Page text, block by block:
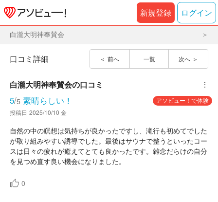
新規登録 ログイン
白瀧大明神奉賛会
前へ 一覧 次へ
口コミ詳細
白瀧大明神奉賛会の口コミ ︙
5/5 素晴らしい！
アソビュー！で体験
投稿日 2025/10/10 金
自然の中の瞑想は気持ちが良かったですし、滝行も初めてでした
が取り組みやすい誘導でした。最後はサウナで整うといったコー
スは日々の疲れが癒えてとても良かったです。雑念だらけの自分
を見つめ直す良い機会になりました。
0